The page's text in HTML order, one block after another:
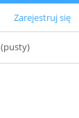
Zarejestruj się
(pusty)